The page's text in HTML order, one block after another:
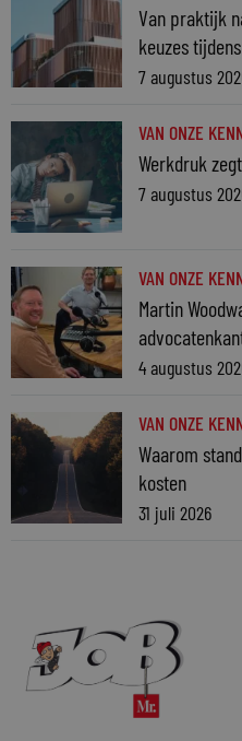
Van praktijk
keuzes
7 augustus
VAN ONZE
Werkdruk
7 augustus
VAN ONZE
Martin
4 augustus
VAN ONZE
Waarom
kosten
31 juli 2026